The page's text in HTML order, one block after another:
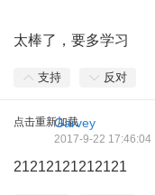
太棒了，要多学习
支持 反对
点击重新加载
Garvey
2017-9-22 17:46:04
21212121212121